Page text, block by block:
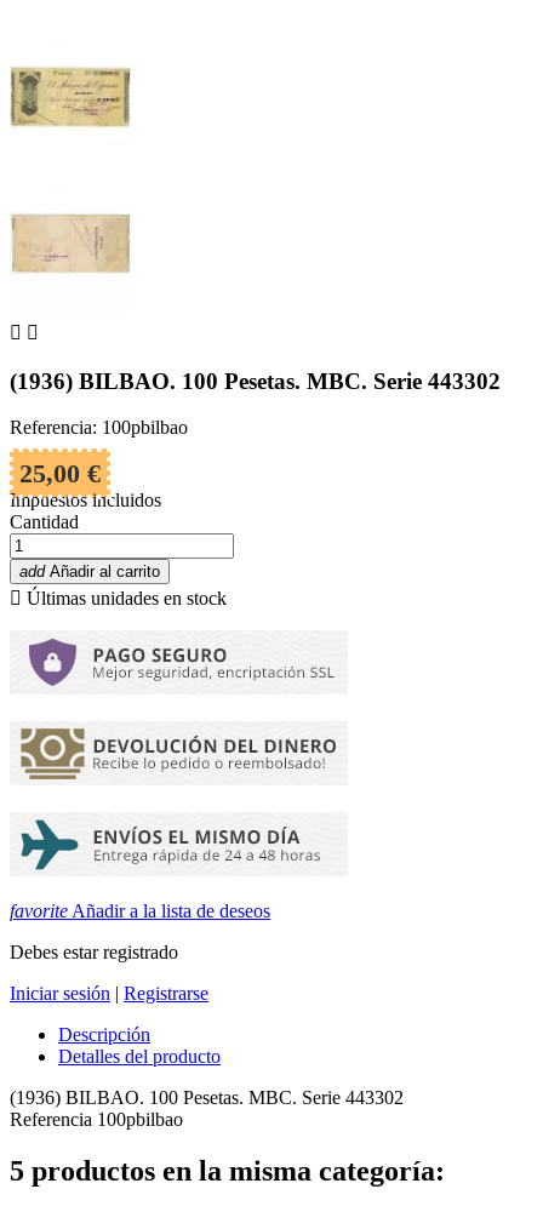
 
(1936) BILBAO. 100 Pesetas. MBC. Serie 443302
Referencia: 100pbilbao
25,00 €
Impuestos incluidos
Cantidad
add Añadir al carrito
 Últimas unidades en stock
favorite Añadir a la lista de deseos
Debes estar registrado
Iniciar sesión | Registrarse
Descripción
Detalles del producto
(1936) BILBAO. 100 Pesetas. MBC. Serie 443302
Referencia 100pbilbao
5 productos en la misma categoría: